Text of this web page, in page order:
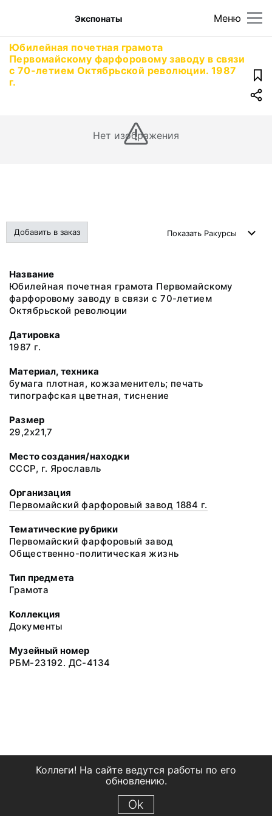
Меню
Экспонаты
Юбилейная почетная грамота
Первомайскому фарфоровому заводу в связи
с 70-летием Октябрьской революции. 1987
г.
Нет изображения
Добавить в заказ Показать Ракурсы
Название
Юбилейная почетная грамота Первомайскому
фарфоровому заводу в связи с 70-летием
Октябрьской революции
Датировка
1987 г.
Материал, техника
бумага плотная, кожзаменитель; печать
типографская цветная, тиснение
Размер
29,2х21,7
Место создания/находки
СССР, г. Ярославль
Организация
Первомайский фарфоровый завод 1884 г.
Тематические рубрики
Первомайский фарфоровый завод
Общественно-политическая жизнь
Тип предмета
Грамота
Коллекция
Документы
Музейный номер
РБМ-23192. ДС-4134
Коллеги! На сайте ведутся работы по его
обновлению.
Ok